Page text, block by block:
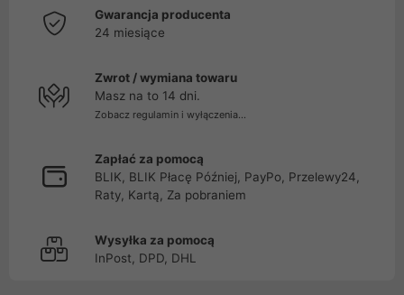
Gwarancja producenta
24 miesiące
Zwrot / wymiana towaru
Masz na to 14 dni.
Zobacz regulamin i wyłączenia...
Zapłać za pomocą
BLIK, BLIK Płacę Później, PayPo, Przelewy24,
Raty, Kartą, Za pobraniem
Wysyłka za pomocą
InPost, DPD, DHL